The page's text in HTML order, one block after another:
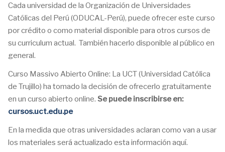
Cada universidad de la Organización de Universidades
Católicas del Perú (ODUCAL-Perú), puede ofrecer este curso
por crédito o como material disponible para otros cursos de
su curriculum actual. También hacerlo disponible al público en
general.
Curso Massivo Abierto Online: La UCT (Universidad Católica
de Trujillo) ha tomado la decisión de ofrecerlo gratuitamente
en un curso abierto online. Se puede inscribirse en:
cursos.uct.edu.pe
En la medida que otras universidades aclaran como van a usar
los materiales será actualizado esta información aquí.